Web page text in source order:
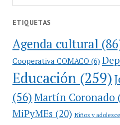
ETIQUETAS
Agenda cultural
Cooperativa COMACO(6)
Educación(259)
(56)Martín Coronado
MiPyMEs (20) Niños y